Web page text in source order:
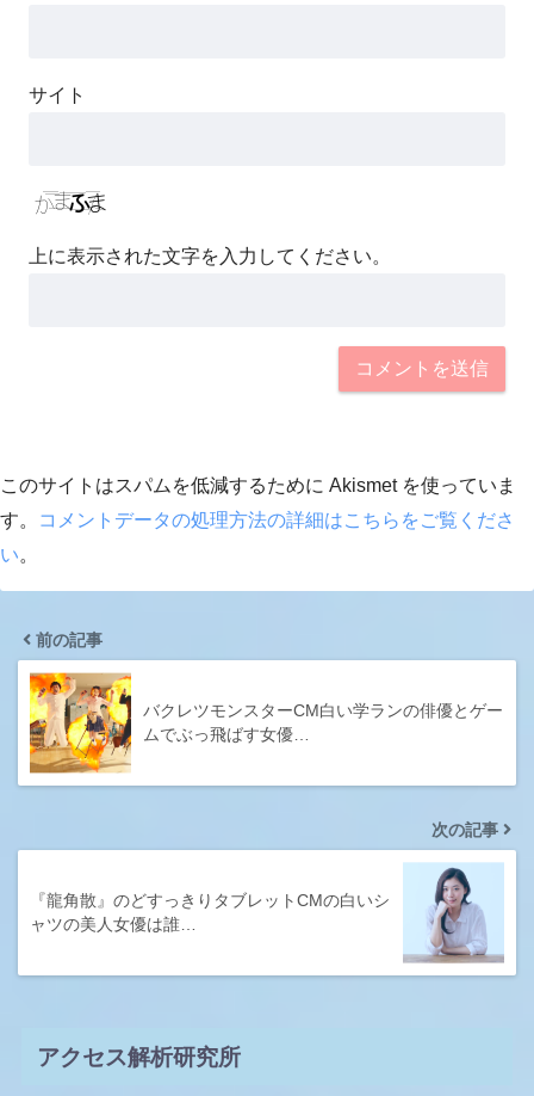
サイト
上に表示された文字を入力してください。
このサイトはスパムを低減するために Akismet を使っていま
す。
コメントデータの処理方法の詳細はこちらをご覧くださ
い。
前の記事
バクレツモンスターCM白い学ランの俳優とゲー
ムでぶっ飛ばす女優…
次の記事
『龍角散』のどすっきりタブレットCMの白いシ
ャツの美人女優は誰…
アクセス解析研究所